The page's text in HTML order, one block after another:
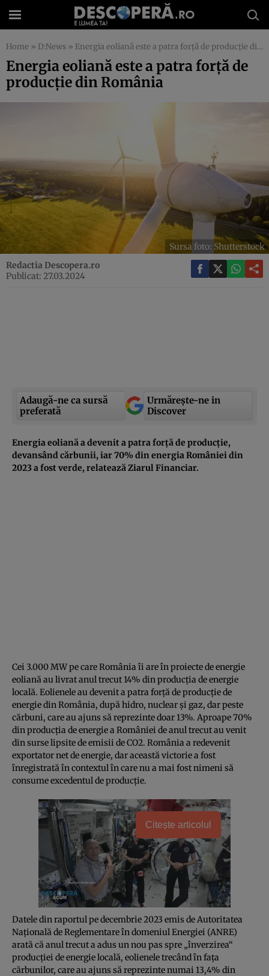
Home » D:News » Energia eoliană este a patra forţă de producţie din România
Energia eoliană este a patra forţă de
producţie din România
Sursa foto: Shutterstock
Redactia Descopera.ro
Publicat: 27.03.2024
Adaugă-ne ca sursă
preferată
Urmărește-ne in
Discover
Energia eoliană a devenit a patra forţă de producţie,
devansând cărbunii, iar 70% din energia României din
2023 a fost verde, relatează Ziarul Financiar.
Cei 3.000 MW pe care România îi are în proiecte de energie
eoliană au livrat anul trecut 14% din producţia de energie
locală. Eolienele au devenit a patra forţă de producţie de
energie din România, după hidro, nuclear şi gaz, dar peste
cărbuni, care au ajuns să reprezinte doar 13%. Aproape 70%
din producţia de energie a României de anul trecut au venit
din surse lipsite de emisii de CO2. România a redevenit
exportator net de energie, dar această victorie a fost
înregistrată în contextul în care nu a mai fost nimeni să
consume excedentul de producţie.
Citește articolul
Datele din raportul pe decembrie 2023 emis de Autoritatea
Naţională de Reglementare în domeniul Energiei (ANRE)
arată că anul trecut a adus un nou pas spre „înverzirea“
producţiei de energie locală, eolienele trecând în faţa
cărbunilor, care au ajuns să reprezinte numai 13,4% din